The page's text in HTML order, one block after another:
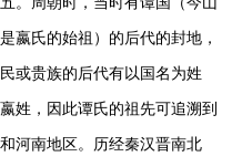
嬴氏的始祖）的后代的封地，
或贵族的后代有以国名为姓
姓，因此谭氏的祖先可追溯到
河南地区。历经秦汉晋南北